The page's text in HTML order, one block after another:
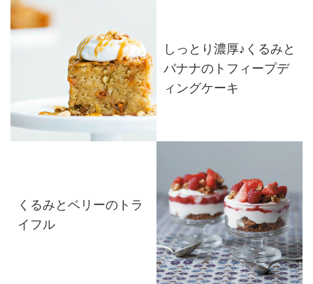
しっとり濃厚♪くるみと
バナナのトフィープデ
ィングケーキ
くるみとベリーのトラ
イフル